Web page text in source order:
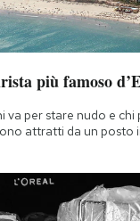
più famoso
va per stare nudo e chi
attratti da un posto